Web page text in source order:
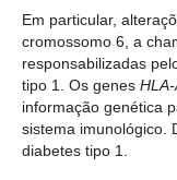
Em particular,
cromossomo 6, a
responsabilizadas
tipo 1. Os genes
informação genética
sistema imunológico.
diabetes tipo 1.